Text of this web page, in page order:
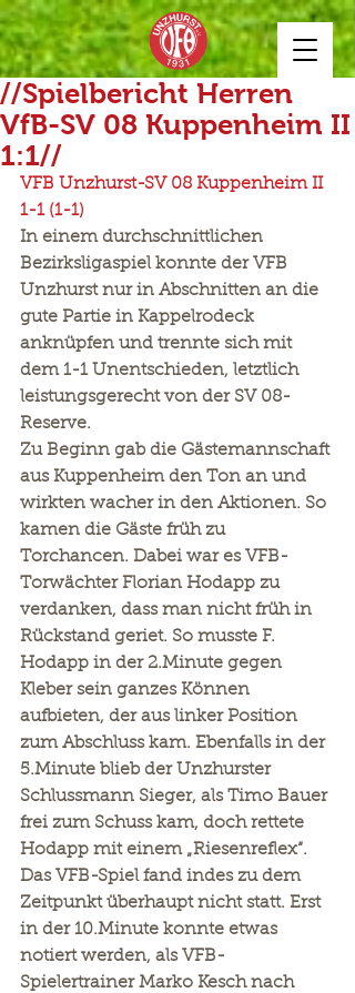
//Spielbericht Herren
VfB-SV 08 Kuppenheim II
1:1//
VFB Unzhurst-SV 08 Kuppenheim II
1-1 (1-1)
In einem durchschnittlichen
Bezirksligaspiel konnte der VFB
Unzhurst nur in Abschnitten an die
gute Partie in Kappelrodeck
anknüpfen und trennte sich mit
dem 1-1 Unentschieden, letztlich
leistungsgerecht von der SV 08-
Reserve.
Zu Beginn gab die Gästemannschaft
aus Kuppenheim den Ton an und
wirkten wacher in den Aktionen. So
kamen die Gäste früh zu
Torchancen. Dabei war es VFB-
Torwächter Florian Hodapp zu
verdanken, dass man nicht früh in
Rückstand geriet. So musste F.
Hodapp in der 2.Minute gegen
Kleber sein ganzes Können
aufbieten, der aus linker Position
zum Abschluss kam. Ebenfalls in der
5.Minute blieb der Unzhurster
Schlussmann Sieger, als Timo Bauer
frei zum Schuss kam, doch rettete
Hodapp mit einem „Riesenreflex“.
Das VFB-Spiel fand indes zu dem
Zeitpunkt überhaupt nicht statt. Erst
in der 10.Minute konnte etwas
notiert werden, als VFB-
Spielertrainer Marko Kesch nach